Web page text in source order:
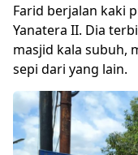
Farid berjalan kaki
Yanatera II. Dia
masjid kala subuh,
sepi dari yang lain.